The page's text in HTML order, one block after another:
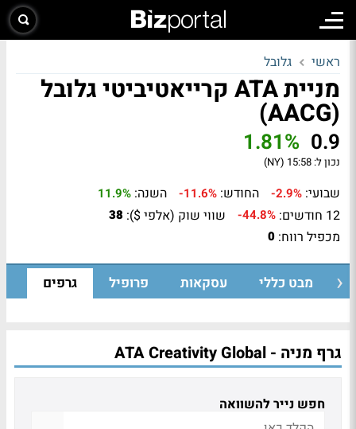
ראשי גלובל
מניית ATA קרייאטיביטי גלובל
(AACG)
0.9
1.81%
נכון ל: 15:58 (NY)
שבועי: -2.9% החודש: -11.6% השנה: 11.9%
12 חודשים: -44.8% שווי שוק (אלפי $): 38
מכפיל רווח: 0
מבט כללי עסקאות פרופיל גרפים
גרף מניה - ATA Creativity Global
חפש נייר להשוואה